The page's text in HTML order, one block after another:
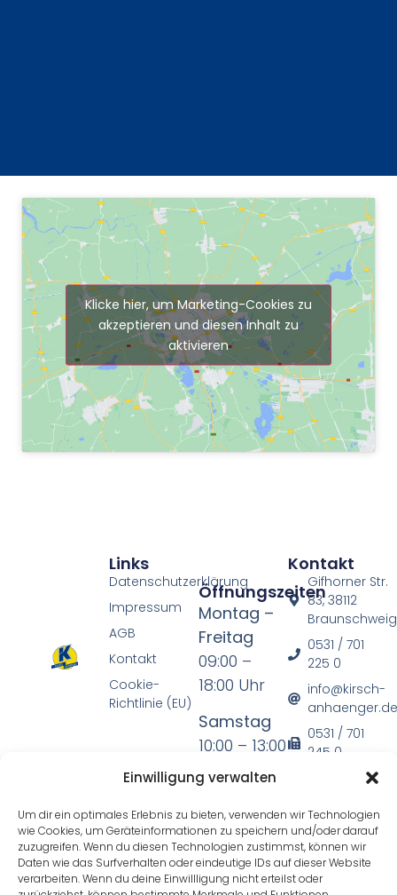
Einwilligung verwalten
Um dir ein optimales Erlebnis zu bieten, verwenden wir Technologien
wie Cookies, um Geräteinformationen zu speichern und/oder darauf
zuzugreifen. Wenn du diesen Technologien zustimmst, können wir
Daten wie das Surfverhalten oder eindeutige IDs auf dieser Website
verarbeiten. Wenn du deine Einwillligung nicht erteilst oder
Klicke hier, um Marketing-Cookies zu
akzeptieren und diesen Inhalt zu
aktivieren
Kontakt
Gifhorner Str.
83, 38112
Braunschweig
0531 / 701
225 0
info@kirsch-
0531 / 701
245 0
Öffnungszeiten
Montag –
Freitag
09:00 –
18:00 Uhr
Samstag
10:00 – 13:00
Uhr
* mit
Ausnahme
der
gesetzlichen
Links
Datenschutzerklärung
Impressum
AGB
Kontakt
Cookie-
Richtlinie (EU)